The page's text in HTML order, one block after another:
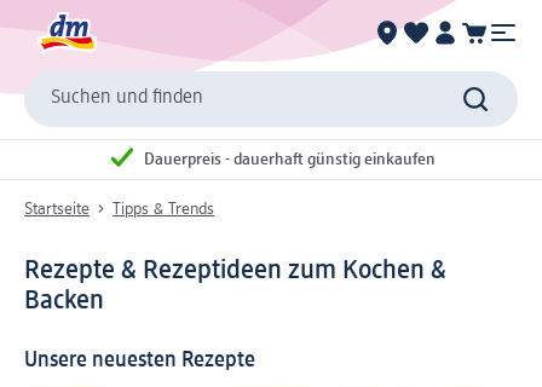
Suchen und finden
Dauerpreis - dauerhaft günstig einkaufen
Startseite Tipps & Trends
Rezepte & Rezeptideen zum Kochen &
Backen
Unsere neuesten Rezepte